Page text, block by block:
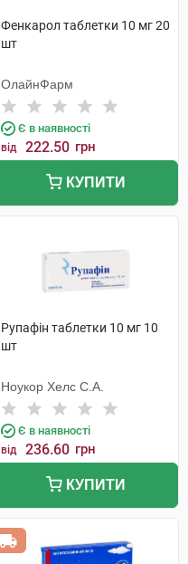
Фенкарол таблетки 10 мг 20
шт
ОлайнФарм
Є в наявності
від 222.50 грн
КУПИТИ
Рупафін таблетки 10 мг 10
шт
Ноукор Хелс С.А.
Є в наявності
від 236.60 грн
КУПИТИ